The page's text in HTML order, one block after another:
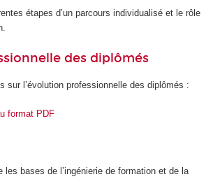
étapes d’un parcours individualisé et le rôle
des diplômés
sur l’évolution professionnelle des diplômés :
format PDF
les bases de l’ingénierie de formation et de la